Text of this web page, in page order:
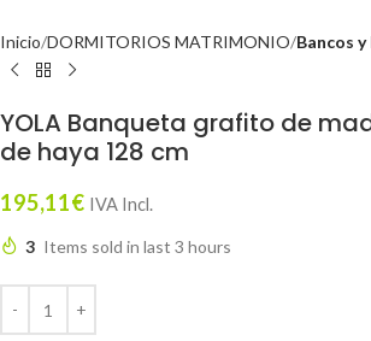
Inicio DORMITORIOS MATRIMONIO Bancos
YOLA Banqueta grafito de
de haya 128 cm
195,11€ IVA Incl.
3 Items sold in last 3 hours